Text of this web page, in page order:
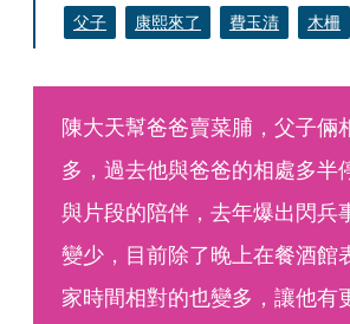
父子
康熙來了 費玉清 木柵
陳大天幫爸爸賣菜脯，父子倆
多，過去他與爸爸的相處多半
與片段的陪伴，去年爆出閃兵
變少，目前除了晚上在餐酒館
家時間相對的也變多，讓他有